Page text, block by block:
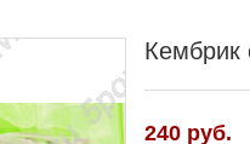
Кембрик
240 руб.